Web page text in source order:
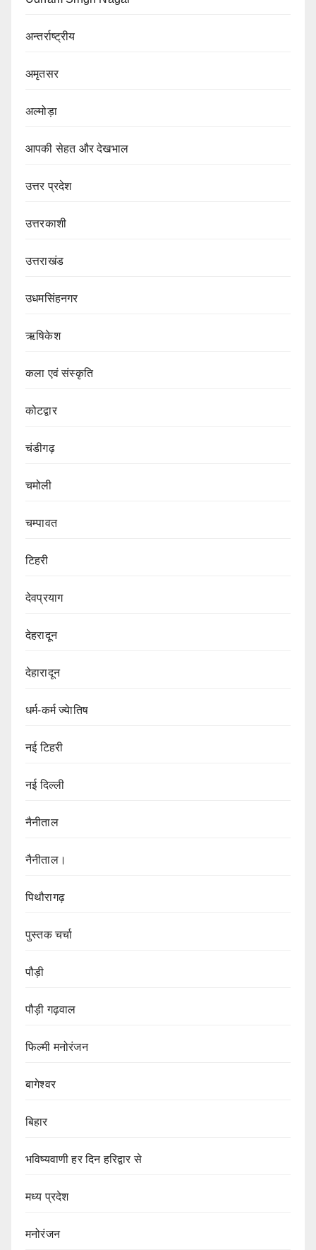
अन्तर्राष्ट्रीय
अमृतसर
अल्मोड़ा
आपकी सेहत और देखभाल
उत्तर प्रदेश
उत्तरकाशी
उत्तराखंड
उधमसिंहनगर
ऋषिकेश
कला एवं संस्कृति
कोटद्वार
चंडीगढ़
चमोली
चम्पावत
टिहरी
देवप्रयाग
देहरादून
देहारादून
धर्म-कर्म ज्येातिष
नई टिहरी
नई दिल्ली
नैनीताल
नैनीताल।
पिथौरागढ़
पुस्तक चर्चा
पौड़ी
पौड़ी गढ़वाल
फिल्मी मनोरंजन
बागेश्वर
बिहार
भविष्यवाणी हर दिन हरिद्वार से
मध्य प्रदेश
मनोरंजन